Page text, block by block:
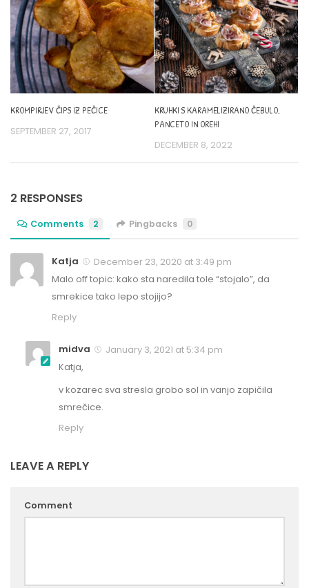
KROMPIRJEV ČIPS IZ PEČICE
SEPTEMBER 27, 2017
KRUHKI S KARAMELIZIRANO ČEBULO,
PANCETO IN OREHI
DECEMBER 8, 2022
2 RESPONSES
Comments 2 Pingbacks 0
Katja
December 23, 2020 at 3:49 pm
Malo off topic: kako sta naredila tole “stojalo”, da
smrekice tako lepo stojijo?
Reply
midva
January 3, 2021 at 5:34 pm
Katja,
v kozarec sva stresla grobo sol in vanjo zapičila
smrečice.
Reply
LEAVE A REPLY
Comment